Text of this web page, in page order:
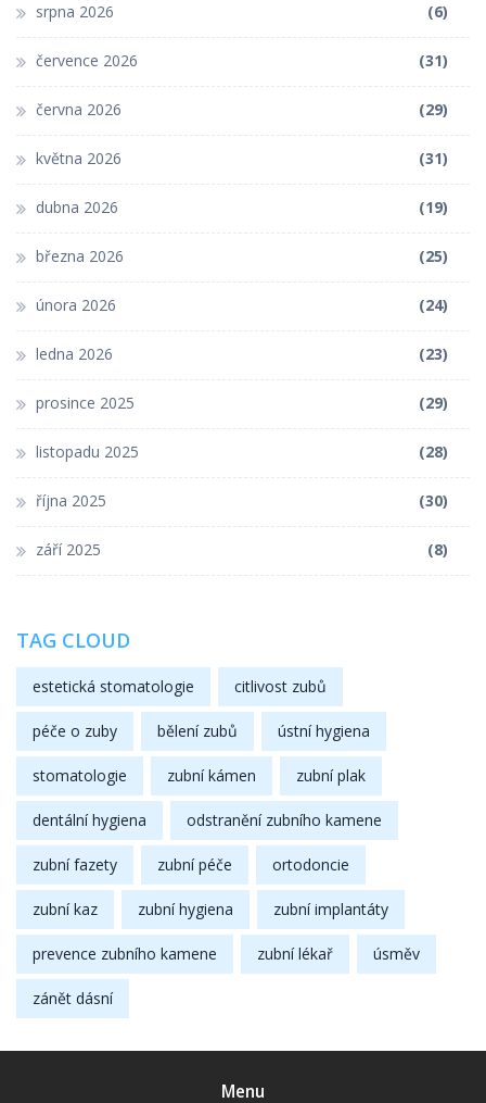
srpna 2026 (6)
července 2026 (31)
června 2026 (29)
května 2026 (31)
dubna 2026 (19)
března 2026 (25)
února 2026 (24)
ledna 2026 (23)
prosince 2025 (29)
listopadu 2025 (28)
října 2025 (30)
září 2025 (8)
TAG CLOUD
estetická stomatologie citlivost zubů
péče o zuby bělení zubů ústní hygiena
stomatologie zubní kámen zubní plak
dentální hygiena odstranění zubního kamene
zubní fazety zubní péče ortodoncie
zubní kaz zubní hygiena zubní implantáty
prevence zubního kamene zubní lékař úsměv
zánět dásní
Menu